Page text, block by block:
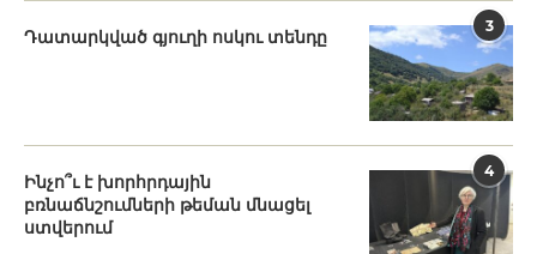
3
Դատարկված գյուղի ոսկու տենդը
4
Ինչո՞ւ է խորհրդային
բռնաճնշումների թեման մնացել
ստվերում